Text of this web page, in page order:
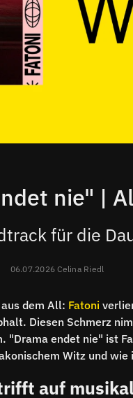
nie" |
für die
06.07.2026 Celina Riedl
dem All: Fatoni
Diesen Schmerz
"Drama endet nie" ist
Witz und
auf